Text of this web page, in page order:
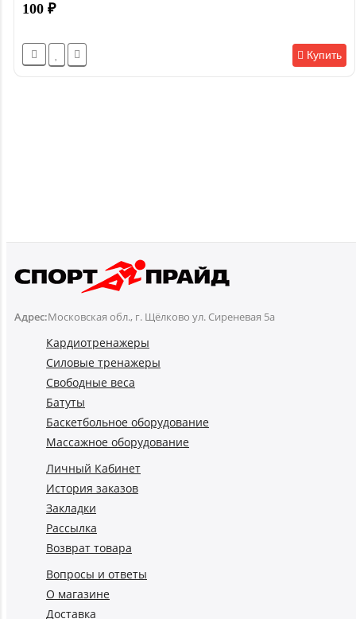
100 ₽
Купить
Адрес:Московская обл., г. Щёлково ул. Сиреневая 5а
Кардиотренажеры
Силовые тренажеры
Свободные веса
Батуты
Баскетбольное оборудование
Массажное оборудование
Личный Кабинет
История заказов
Закладки
Рассылка
Возврат товара
Вопросы и ответы
О магазине
Доставка